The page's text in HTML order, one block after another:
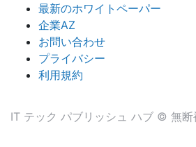
最新のホワイトペーパー
企業AZ
お問い合わせ
プライバシー
利用規約
IT テック パブリッシュ ハブ © 無断